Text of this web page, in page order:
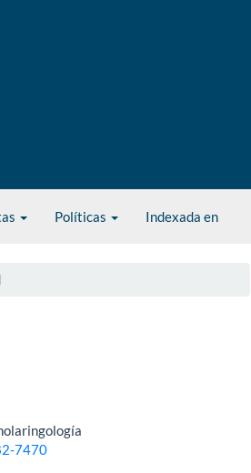
Políticas Indexada en
7470